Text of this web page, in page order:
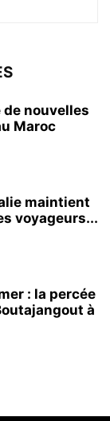
nouvelles
Maroc
maintient
voyageurs...
: la percée
à